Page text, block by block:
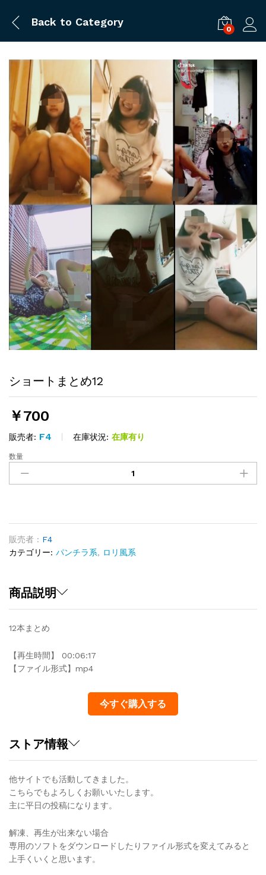
Back to Category
0
ショートまとめ12
￥700
販売者: F4 在庫状況: 在庫有り
シ
ー
と
め
12
数量
販売者 : F4
カテゴリー: パンチラ系, ロリ風系
商品説明
12本まとめ
【再生時間】 00:06:17
【ファイル形式】mp4
今すぐ購入する
ストア情報
他サイトでも活動してきました。
こちらでもよろしくお願いいたします。
主に平日の投稿になります。
解凍、再生が出来ない場合
専用のソフトをダウンロードしたりファイル形式を変えてみると
上手くいくと思います。